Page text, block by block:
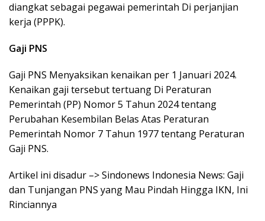
diangkat sebagai pegawai pemerintah Di perjanjian
kerja (PPPK).
Gaji PNS
Gaji PNS Menyaksikan kenaikan per 1 Januari 2024.
Kenaikan gaji tersebut tertuang Di Peraturan
Pemerintah (PP) Nomor 5 Tahun 2024 tentang
Perubahan Kesembilan Belas Atas Peraturan
Pemerintah Nomor 7 Tahun 1977 tentang Peraturan
Gaji PNS.
Artikel ini disadur –> Sindonews Indonesia News: Gaji
dan Tunjangan PNS yang Mau Pindah Hingga IKN, Ini
Rinciannya